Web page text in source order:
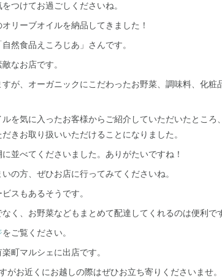
つけてお過ごしくださいね。
リーブオイルを納品してきました！
然食品えころじあ」さんです。
なお店です。
が、オーガニックにこだわったお野菜、調味料、化
を気に入ったお客様からご紹介していただいたとこ
きお取り扱いいただけることになりました。
並べてくださいました。ありがたいですね！
の方、ぜひお店に行ってみてくださいね。
スもあるそうです。
く、お野菜などもまとめて配達してくれるのは便利で
をご覧ください。
町マルシェに出店です。
がお近くにお越しの際はぜひお立ち寄りくださいませ。